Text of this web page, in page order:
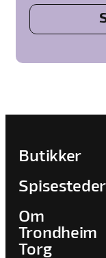
Butikker
Spisesteder
Om
Trondheim
Torg